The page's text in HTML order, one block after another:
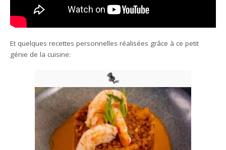
Et quelques recettes personnelles réalisées grâce à ce petit
génie de la cuisine: